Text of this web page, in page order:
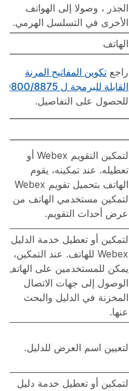
الجذر ، وصولا إلى الهواتف
الأخرى في التسلسل الهرمي.
الهاتف
راجع تكوين المفاتيح المرنة
القابلة للبرمجة ل 9800/8875
للحصول على التفاصيل.
لتمكين التقويم Webex أو
تعطيله. عند تمكينه، يقوم
الهاتف بتحميل تقويم Webex
لتمكين مستخدمي الهاتف من
عرض أحداث التقويم.
لتمكين أو تعطيل خدمة الدليل
Webex للهاتف. عند التمكين،
يمكن للمستخدمين على الهاتف
الوصول إلى جهات الاتصال
المخزنة في الدليل والبحث
عنها.
لتعيين اسم العرض للدليل.
لتمكين أو تعطيل خدمة دليل